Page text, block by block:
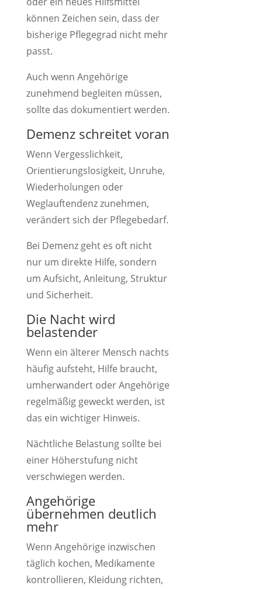
können Zeichen sein, dass der
bisherige Pflegegrad nicht mehr
passt.
Auch wenn Angehörige
zunehmend begleiten müssen,
sollte das dokumentiert werden.
Demenz schreitet voran
Wenn Vergesslichkeit,
Orientierungslosigkeit, Unruhe,
Wiederholungen oder
Weglauftendenz zunehmen,
verändert sich der Pflegebedarf.
Bei Demenz geht es oft nicht
nur um direkte Hilfe, sondern
um Aufsicht, Anleitung, Struktur
und Sicherheit.
Die Nacht wird
belastender
Wenn ein älterer Mensch nachts
häufig aufsteht, Hilfe braucht,
umherwandert oder Angehörige
regelmäßig geweckt werden, ist
das ein wichtiger Hinweis.
Nächtliche Belastung sollte bei
einer Höherstufung nicht
verschwiegen werden.
Angehörige
übernehmen deutlich
mehr
Wenn Angehörige inzwischen
täglich kochen, Medikamente
kontrollieren, Kleidung richten,